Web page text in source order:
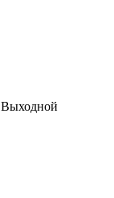
Выходной